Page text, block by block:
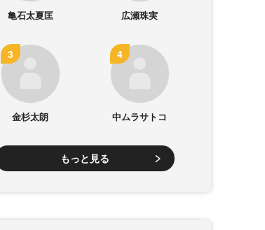
亀石太夏匡 広瀬珠実
金杉太朗 中ムラサトコ
もっと見る